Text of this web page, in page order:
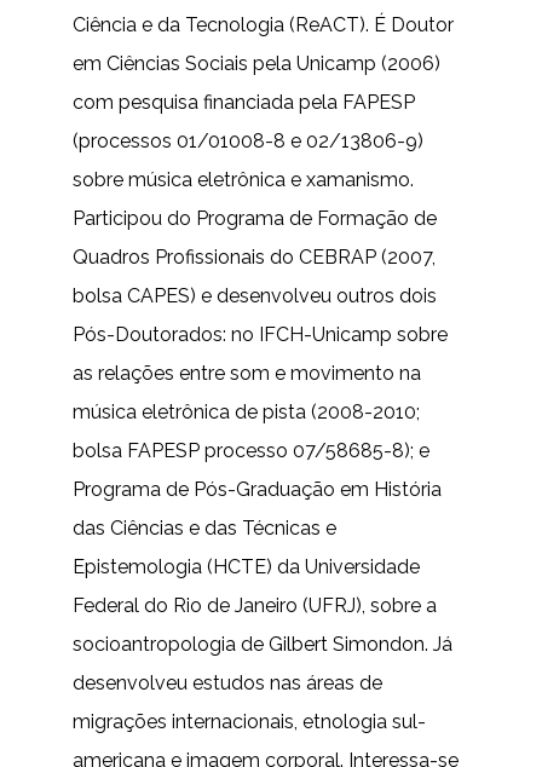
Ciência e da Tecnologia (ReACT). É Doutor
em Ciências Sociais pela Unicamp (2006)
com pesquisa financiada pela FAPESP
(processos 01/01008-8 e 02/13806-9)
sobre música eletrônica e xamanismo.
Participou do Programa de Formação de
Quadros Profissionais do CEBRAP (2007,
bolsa CAPES) e desenvolveu outros dois
Pós-Doutorados: no IFCH-Unicamp sobre
as relações entre som e movimento na
música eletrônica de pista (2008-2010;
bolsa FAPESP processo 07/58685-8); e
Programa de Pós-Graduação em História
das Ciências e das Técnicas e
Epistemologia (HCTE) da Universidade
Federal do Rio de Janeiro (UFRJ), sobre a
socioantropologia de Gilbert Simondon. Já
desenvolveu estudos nas áreas de
migrações internacionais, etnologia sul-
americana e imagem corporal. Interessa-se